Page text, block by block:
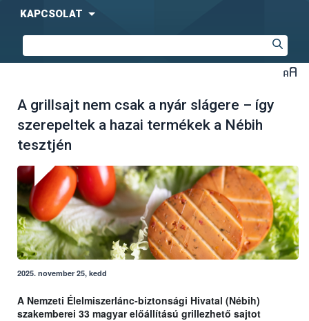
KAPCSOLAT
A grillsajt nem csak a nyár slágere – így
szerepeltek a hazai termékek a Nébih
tesztjén
2025. november 25, kedd
A Nemzeti Élelmiszerlánc-biztonsági Hivatal (Nébih)
szakemberei 33 magyar előállítású grillezhető sajtot